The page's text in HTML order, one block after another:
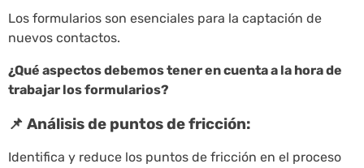
Los formularios son esenciales para la captación de
nuevos contactos.
¿Qué aspectos debemos tener en cuenta a la hora de
trabajar los formularios?
📌 Análisis de puntos de fricción:
Identifica y reduce los puntos de fricción en el proceso